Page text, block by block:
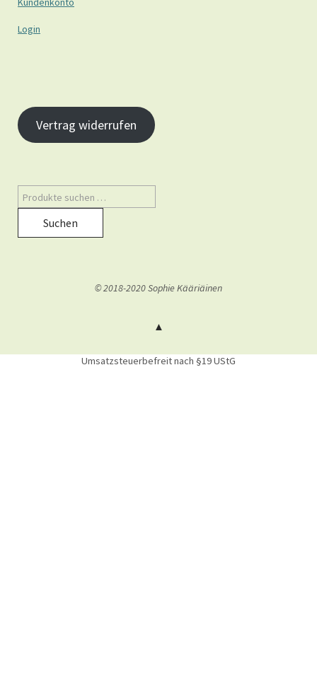
Login
Vertrag widerrufen
Suchen
© 2018-2020 Sophie Kääriäinen
Umsatzsteuerbefreit nach §19 UStG